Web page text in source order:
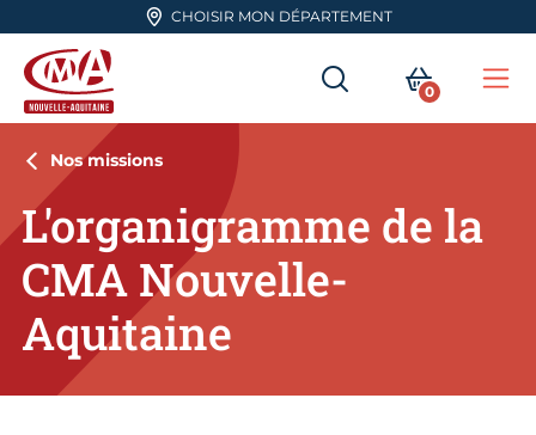
Aller en haut de pageCHOISIR MON DÉPARTEMENT
CMA Nouvelle-Aquitaine
RECHERCHER
MON
0
Nos missions
L'organigramme de la
CMA Nouvelle-
Aquitaine